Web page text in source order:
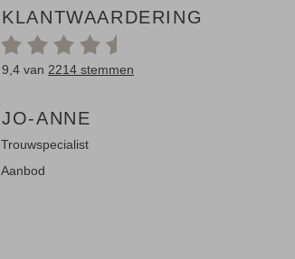
KLANTWAARDERING
9,4 van 2214 stemmen
JO-ANNE
Trouwspecialist
Aanbod